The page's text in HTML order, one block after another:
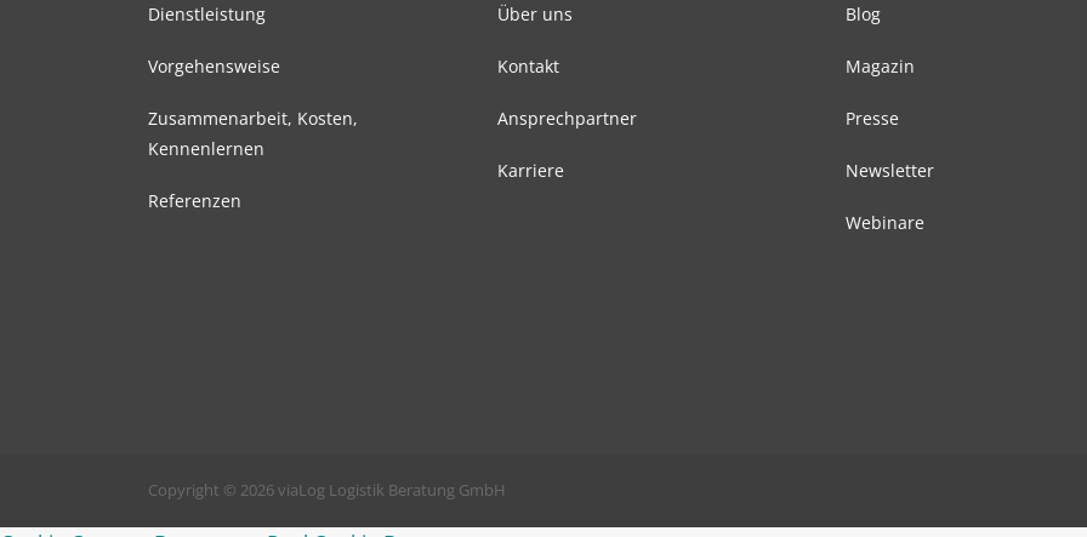
Dienstleistung
Vorgehensweise
Zusammenarbeit, Kosten,
Kennenlernen
Referenzen
Über uns
Kontakt
Ansprechpartner
Karriere
Blog
Magazin
Presse
Newsletter
Webinare
Copyright © 2026 viaLog Logistik Beratung GmbH